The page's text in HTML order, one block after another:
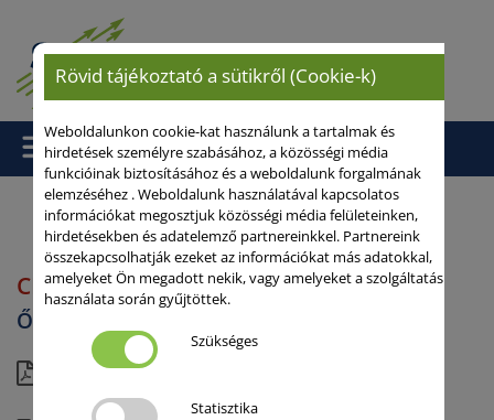
Kezdőlap//Őszi búza/ CHEVIGNON
CHEVIGNON
Őszi búza
Rövid tájékoztató a sütikről (Cookie-k)
Weboldalunkon cookie-kat használunk a tartalmak és
hirdetések személyre szabásához, a közösségi média
funkcióinak biztosításához és a weboldalunk forgalmának
elemzéséhez . Weboldalunk használatával kapcsolatos
információkat megosztjuk közösségi média felületeinken,
hirdetésekben és adatelemző partnereinkkel. Partnereink
összekapcsolhatják ezeket az információkat más adatokkal,
amelyeket Ön megadott nekik, vagy amelyeket a szolgáltatás
használata során gyűjtöttek.
Szükséges
Statisztika